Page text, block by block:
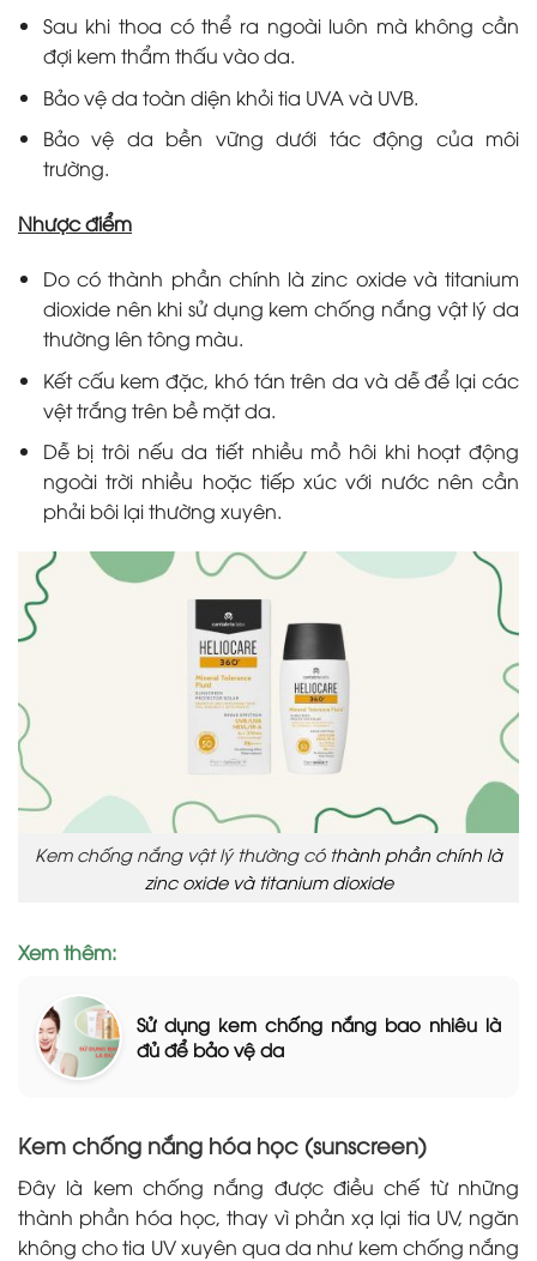
Sau khi thoa có thể ra ngoài luôn mà không cần
đợi kem thẩm thấu vào da.
Bảo vệ da toàn diện khỏi tia UVA và UVB.
Bảo vệ da bền vững dưới tác động của môi
trường.
Nhược điểm
Do có thành phần chính là zinc oxide và titanium
dioxide nên khi sử dụng kem chống nắng vật lý da
thường lên tông màu.
Kết cấu kem đặc, khó tán trên da và dễ để lại các
vệt trắng trên bề mặt da.
Dễ bị trôi nếu da tiết nhiều mồ hôi khi hoạt động
ngoài trời nhiều hoặc tiếp xúc với nước nên cần
phải bôi lại thường xuyên.
Kem chống nắng vật lý thường có thành phần chính là
zinc oxide và titanium dioxide
Xem thêm:
Sử dụng kem chống nắng bao nhiêu là
đủ để bảo vệ da
Kem chống nắng hóa học (sunscreen)
Đây là kem chống nắng được điều chế từ những
thành phần hóa học, thay vì phản xạ lại tia UV, ngăn
không cho tia UV xuyên qua da như kem chống nắng